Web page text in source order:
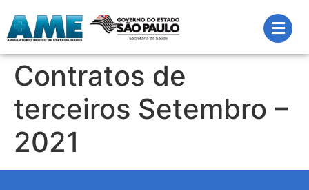
Contratos de
terceiros Setembro –
2021